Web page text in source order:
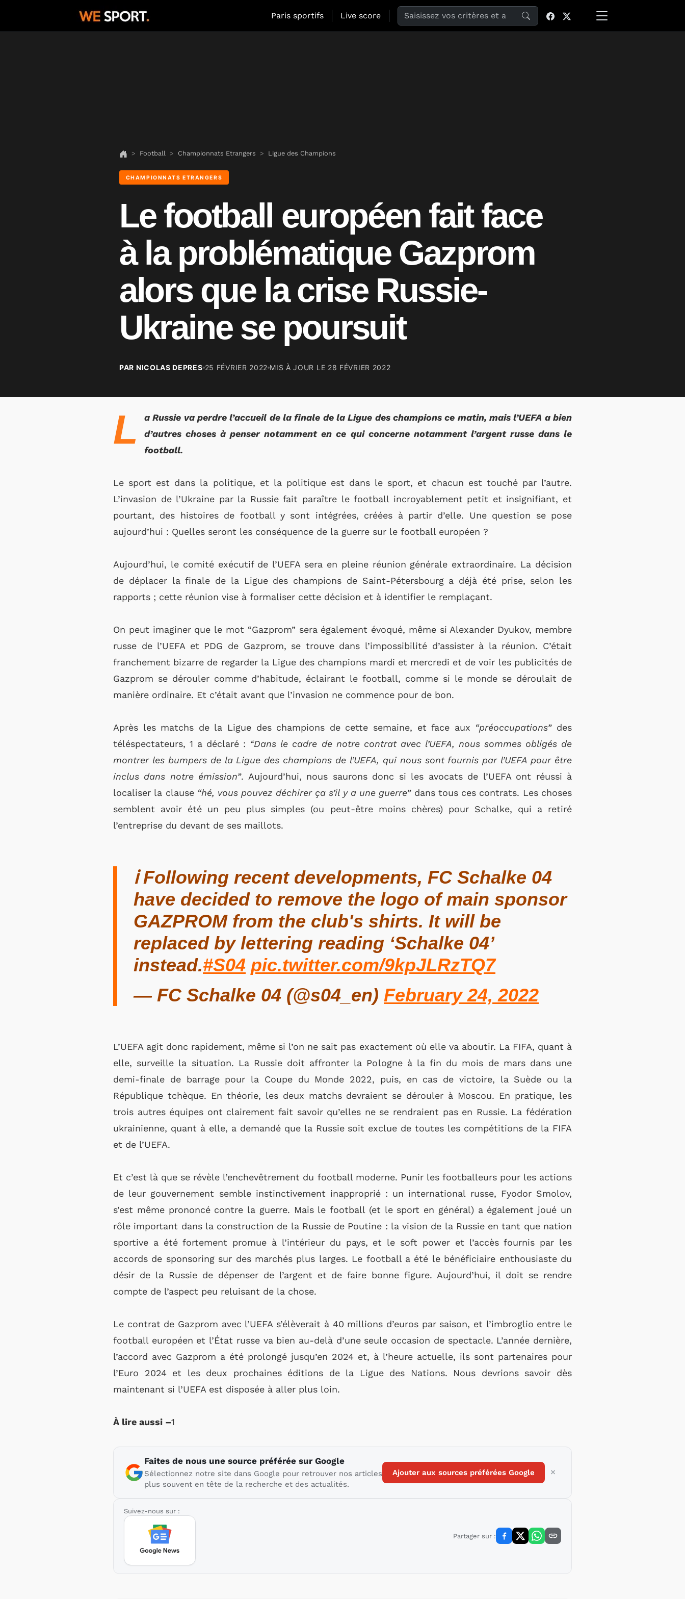
Paris sportifs Live score Search the website
Football Championnats Etrangers Ligue des Champions
CHAMPIONNATS ETRANGERS
Le football européen fait face
à la problématique Gazprom
alors que la crise Russie-
Ukraine se poursuit
PAR NICOLAS DEPRES 25 FÉVRIER 2022 MIS À JOUR LE 28 FÉVRIER 2022
L
a Russie va perdre l’accueil de la finale de la Ligue des champions ce matin, mais l’UEFA a bien
d’autres choses à penser notamment en ce qui concerne notamment l’argent russe dans le
football.
Le sport est dans la politique, et la politique est dans le sport, et chacun est touché par l’autre.
L’invasion de l’Ukraine par la Russie fait paraître le football incroyablement petit et insignifiant, et
pourtant, des histoires de football y sont intégrées, créées à partir d’elle. Une question se pose
aujourd’hui : Quelles seront les conséquence de la guerre sur le football européen ?
Aujourd’hui, le comité exécutif de l’UEFA sera en pleine réunion générale extraordinaire. La décision
de déplacer la finale de la Ligue des champions de Saint-Pétersbourg a déjà été prise, selon les
rapports ; cette réunion vise à formaliser cette décision et à identifier le remplaçant.
On peut imaginer que le mot “Gazprom” sera également évoqué, même si Alexander Dyukov, membre
russe de l’UEFA et PDG de Gazprom, se trouve dans l’impossibilité d’assister à la réunion. C’était
franchement bizarre de regarder la Ligue des champions mardi et mercredi et de voir les publicités de
Gazprom se dérouler comme d’habitude, éclairant le football, comme si le monde se déroulait de
manière ordinaire. Et c’était avant que l’invasion ne commence pour de bon.
Après les matchs de la Ligue des champions de cette semaine, et face aux “préoccupations”des
téléspectateurs, 1 a déclaré : “Dans le cadre de notre contrat avec l’UEFA, nous sommes obligés de
montrer les bumpers de la Ligue des champions de l’UEFA, qui nous sont fournis par l’UEFA pour être
inclus dans notre émission”. Aujourd’hui, nous saurons donc si les avocats de l’UEFA ont réussi à
localiser la clause“hé, vous pouvez déchirer ça s’il y a une guerre”dans tous ces contrats. Les choses
semblent avoir été un peu plus simples (ou peut-être moins chères) pour Schalke, qui a retiré
l’entreprise du devant de ses maillots.
ℹ️ Following recent developments, FC Schalke 04
have decided to remove the logo of main sponsor
GAZPROM from the club's shirts. It will be
replaced by lettering reading ‘Schalke 04’
instead.#S04 pic.twitter.com/9kpJLRzTQ7
— FC Schalke 04 (@s04_en) February 24, 2022
L’UEFA agit donc rapidement, même si l’on ne sait pas exactement où elle va aboutir. La FIFA, quant à
elle, surveille la situation. La Russie doit affronter la Pologne à la fin du mois de mars dans une
demi-finale de barrage pour la Coupe du Monde 2022, puis, en cas de victoire, la Suède ou la
République tchèque. En théorie, les deux matchs devraient se dérouler à Moscou. En pratique, les
trois autres équipes ont clairement fait savoir qu’elles ne se rendraient pas en Russie. La fédération
ukrainienne, quant à elle, a demandé que la Russie soit exclue de toutes les compétitions de la FIFA
et de l’UEFA.
Et c’est là que se révèle l’enchevêtrement du football moderne. Punir les footballeurs pour les actions
de leur gouvernement semble instinctivement inapproprié : un international russe, Fyodor Smolov,
s’est même prononcé contre la guerre. Mais le football (et le sport en général) a également joué un
rôle important dans la construction de la Russie de Poutine : la vision de la Russie en tant que nation
sportive a été fortement promue à l’intérieur du pays, et le soft power et l’accès fournis par les
accords de sponsoring sur des marchés plus larges. Le football a été le bénéficiaire enthousiaste du
désir de la Russie de dépenser de l’argent et de faire bonne figure. Aujourd’hui, il doit se rendre
compte de l’aspect peu reluisant de la chose.
Le contrat de Gazprom avec l’UEFA s’élèverait à 40 millions d’euros par saison, et l’imbroglio entre le
football européen et l’État russe va bien au-delà d’une seule occasion de spectacle. L’année dernière,
l’accord avec Gazprom a été prolongé jusqu’en 2024 et, à l’heure actuelle, ils sont partenaires pour
l’Euro 2024 et les deux prochaines éditions de la Ligue des Nations. Nous devrions savoir dès
maintenant si l’UEFA est disposée à aller plus loin.
À lire aussi –1
Faites de nous une source préférée sur Google
Sélectionnez notre site dans Google pour retrouver nos articles
plus souvent en tête de la recherche et des actualités.
Ajouter aux sources préférées Google
Suivez-nous sur :
Partager sur :